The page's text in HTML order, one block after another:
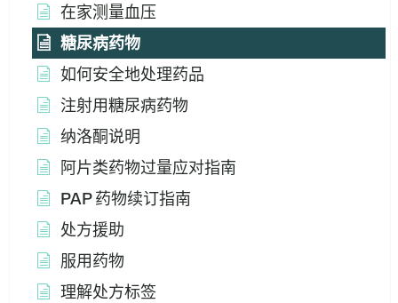
在家测量血压
糖尿病药物
如何安全地处理药品
注射用糖尿病药物
纳洛酮说明
阿片类药物过量应对指南
PAP 药物续订指南
处方援助
服用药物
理解处方标签